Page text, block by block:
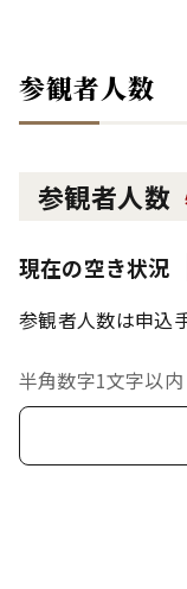
参観者人数
参観者人数
現在の空き状況
参観者人数は申込
半角数字1文字以内